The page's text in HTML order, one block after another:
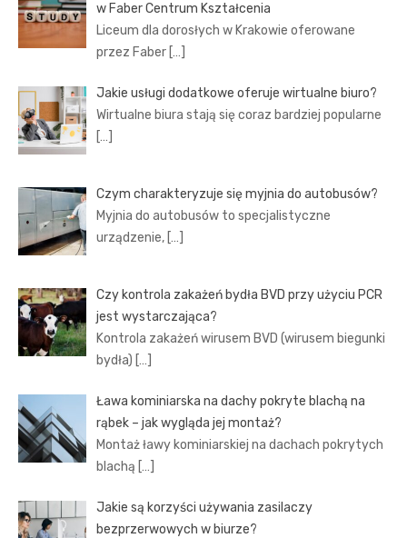
w Faber Centrum Kształcenia
Liceum dla dorosłych w Krakowie oferowane
przez Faber […]
Jakie usługi dodatkowe oferuje wirtualne biuro?
Wirtualne biura stają się coraz bardziej popularne
[…]
Czym charakteryzuje się myjnia do autobusów?
Myjnia do autobusów to specjalistyczne
urządzenie, […]
Czy kontrola zakażeń bydła BVD przy użyciu PCR
jest wystarczająca?
Kontrola zakażeń wirusem BVD (wirusem biegunki
bydła) […]
Ława kominiarska na dachy pokryte blachą na
rąbek – jak wygląda jej montaż?
Montaż ławy kominiarskiej na dachach pokrytych
blachą […]
Jakie są korzyści używania zasilaczy
bezprzerwowych w biurze?